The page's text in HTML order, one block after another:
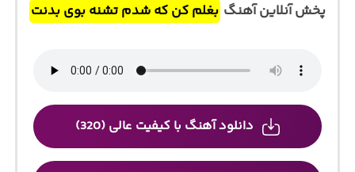
پخش آنلاین آهنگ بغلم کن که شدم تشنه بوی بدنت
دانلود آهنگ با کیفیت عالی (320)